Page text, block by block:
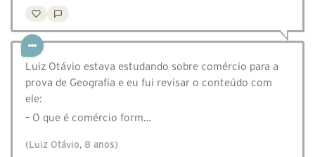
Luiz Otávio estava estudando sobre comércio para a
prova de Geografia e eu fui revisar o conteúdo com
ele:
– O que é comércio form…
(Luiz Otávio, 8 anos)